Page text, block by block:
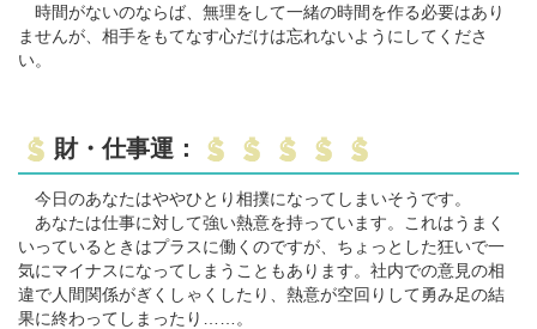
時間がないのならば、無理をして一緒の時間を作る必要はあり
ませんが、相手をもてなす心だけは忘れないようにしてくださ
い。
財・仕事運：
今日のあなたはややひとり相撲になってしまいそうです。
あなたは仕事に対して強い熱意を持っています。これはうまく
いっているときはプラスに働くのですが、ちょっとした狂いで一
気にマイナスになってしまうこともあります。社内での意見の相
違で人間関係がぎくしゃくしたり、熱意が空回りして勇み足の結
果に終わってしまったり……。